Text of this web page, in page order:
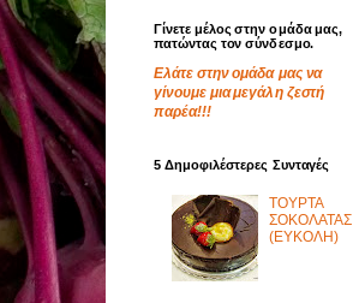
Γίνετε μέλος στην ομάδα μας,
πατώντας τον σύνδεσμο.
Ελάτε στην ομάδα μας να
γίνουμε μια μεγάλη ζεστή
παρέα!!!
5 Δημοφιλέστερες Συνταγές
ΤΟΥΡΤΑ
ΣΟΚΟΛΑΤΑΣ
(ΕΥΚΟΛΗ)